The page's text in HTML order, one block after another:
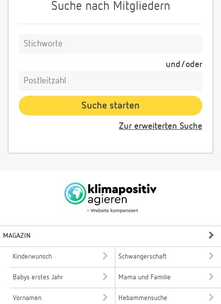
Suche nach Mitgliedern
und/oder
Zur erweiterten Suche
MAGAZIN
Kinderwunsch Schwangerschaft
Babys erstes Jahr Mama und Familie
Vornamen Hebammensuche